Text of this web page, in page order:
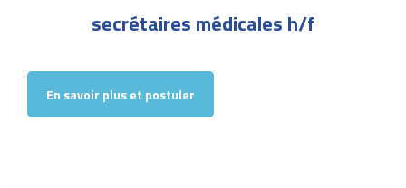
secrétaires médicales h/f
En savoir plus et postuler